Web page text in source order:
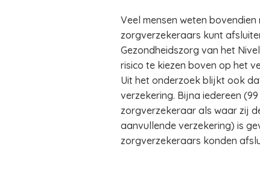
Veel mensen weten
zorgverzekeraars kunt
Gezondheidszorg van het
risico te kiezen boven op het
Uit het onderzoek blijkt ook
verzekering. Bijna iedereen
zorgverzekeraar als waar zij
aanvullende verzekering) is
zorgverzekeraars konden